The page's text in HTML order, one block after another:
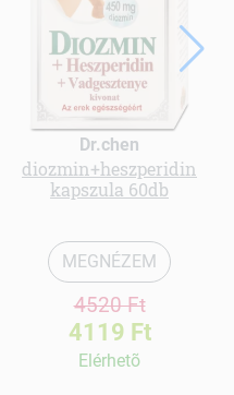
Dr.chen
diozmin+heszperidin
kapszula 60db
MEGNÉZEM
4520 Ft
4119 Ft
Elérhetõ